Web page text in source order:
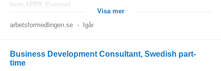
inom AFRY. Exempel...
Visa mer
arbetsformedlingen.se - Igår
Business Development Consultant, Swedish part-
time